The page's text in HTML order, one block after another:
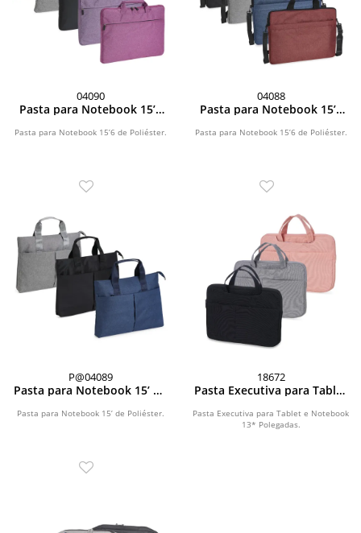
04090
Pasta para Notebook 15’6
Pasta para Notebook 15’6 de Poliéster.
04088
Pasta para Notebook 15’6
Pasta para Notebook 15’6 de Poliéster.
P@04089
Pasta para Notebook 15’ de
Pasta para Notebook 15’ de Poliéster.
18672
Pasta Executiva para Tablet
Pasta Executiva para Tablet e Notebook
13* Polegadas.